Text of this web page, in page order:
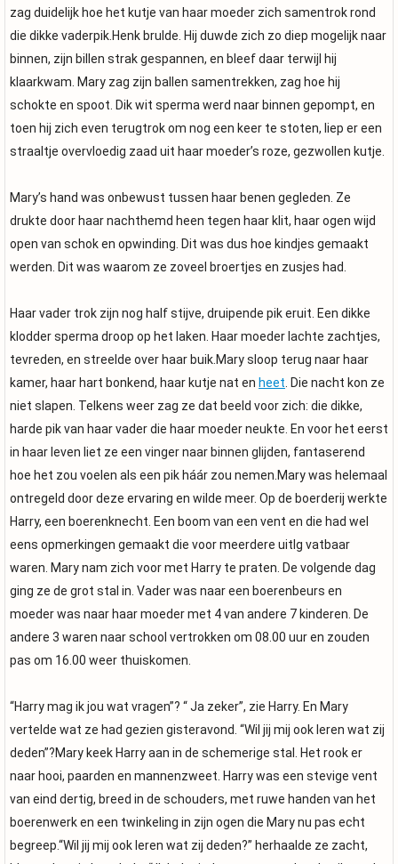
zag duidelijk hoe het kutje van haar moeder zich samentrok rond
die dikke vaderpik.Henk brulde. Hij duwde zich zo diep mogelijk naar
binnen, zijn billen strak gespannen, en bleef daar terwijl hij
klaarkwam. Mary zag zijn ballen samentrekken, zag hoe hij
schokte en spoot. Dik wit sperma werd naar binnen gepompt, en
toen hij zich even terugtrok om nog een keer te stoten, liep er een
straaltje overvloedig zaad uit haar moeder’s roze, gezwollen kutje.
Mary’s hand was onbewust tussen haar benen gegleden. Ze
drukte door haar nachthemd heen tegen haar klit, haar ogen wijd
open van schok en opwinding. Dit was dus hoe kindjes gemaakt
werden. Dit was waarom ze zoveel broertjes en zusjes had.
Haar vader trok zijn nog half stijve, druipende pik eruit. Een dikke
klodder sperma droop op het laken. Haar moeder lachte zachtjes,
tevreden, en streelde over haar buik.Mary sloop terug naar haar
kamer, haar hart bonkend, haar kutje nat en heet . Die nacht kon ze
niet slapen. Telkens weer zag ze dat beeld voor zich: die dikke,
harde pik van haar vader die haar moeder neukte. En voor het eerst
in haar leven liet ze een vinger naar binnen glijden, fantaserend
hoe het zou voelen als een pik háár zou nemen.Mary was helemaal
ontregeld door deze ervaring en wilde meer. Op de boerderij werkte
Harry, een boerenknecht. Een boom van een vent en die had wel
eens opmerkingen gemaakt die voor meerdere uitlg vatbaar
waren. Mary nam zich voor met Harry te praten. De volgende dag
ging ze de grot stal in. Vader was naar een boerenbeurs en
moeder was naar haar moeder met 4 van andere 7 kinderen. De
andere 3 waren naar school vertrokken om 08.00 uur en zouden
pas om 16.00 weer thuiskomen.
“Harry mag ik jou wat vragen”? “ Ja zeker”, zie Harry. En Mary
vertelde wat ze had gezien gisteravond. “Wil jij mij ook leren wat zij
deden”?Mary keek Harry aan in de schemerige stal. Het rook er
naar hooi, paarden en mannenzweet. Harry was een stevige vent
van eind dertig, breed in de schouders, met ruwe handen van het
boerenwerk en een twinkeling in zijn ogen die Mary nu pas echt
begreep.“Wil jij mij ook leren wat zij deden?” herhaalde ze zacht,